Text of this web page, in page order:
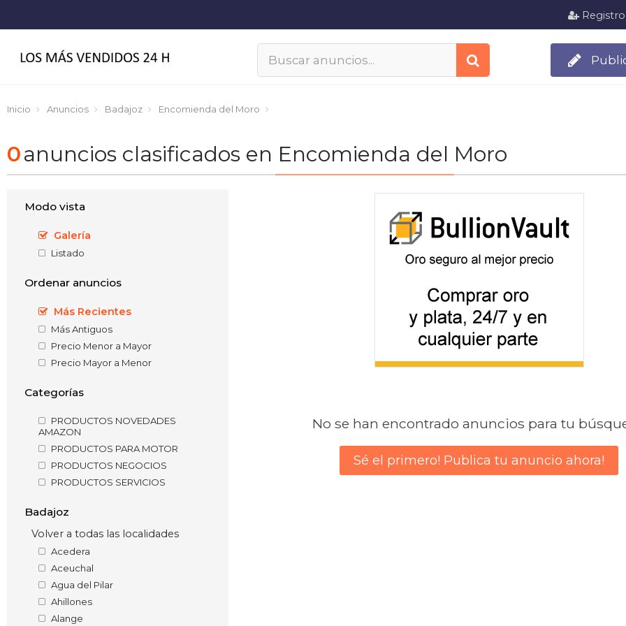
Registro
Inicio Anuncios Badajoz Encomienda del Moro
0anuncios clasificados en Encomienda del Moro
Modo vista
Galería
Listado
Ordenar anuncios
Más Recientes
Más Antiguos
Precio Menor a Mayor
Precio Mayor a Menor
Categorías
PRODUCTOS NOVEDADES
AMAZON
PRODUCTOS PARA MOTOR
PRODUCTOS NEGOCIOS
PRODUCTOS SERVICIOS
Badajoz
Volver a todas las localidades
Acedera
Aceuchal
Agua del Pilar
Ahillones
Alange
No se han encontrado anuncios para tu
Sé el primero! Publica tu anuncio ahora!